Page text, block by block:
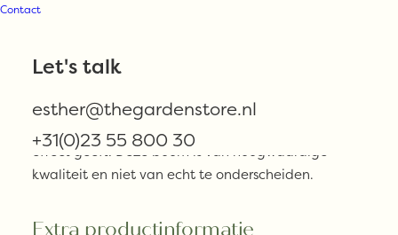
Contact
Let's talk
esther@thegardenstore.nl
+31(0)23 55 800 30
Uitverkocht
kunstplanten- en bloemen merk; Silkka. De plant is
effect geeft! Deze boom is van hoogwaardige
kwaliteit en niet van echt te onderscheiden.
Extra productinformatie